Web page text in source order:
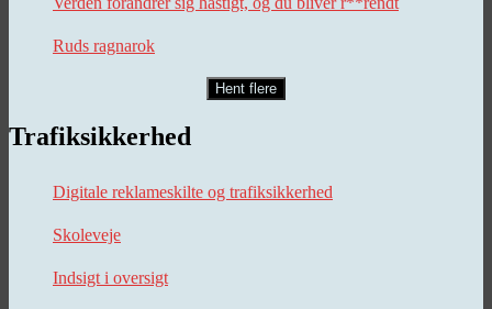
Ruds ragnarok
Hent flere
Trafiksikkerhed
Digitale reklameskilte og trafiksikkerhed
Skoleveje
Indsigt i oversigt